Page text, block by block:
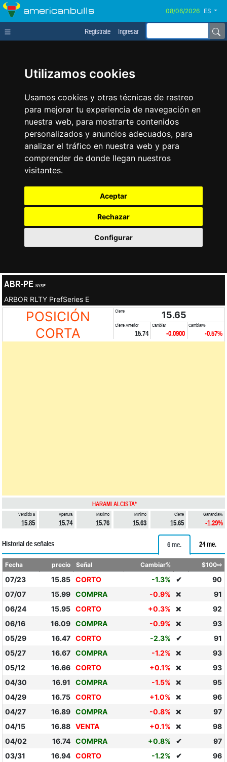
Utilizamos cookies
Usamos cookies y otras técnicas de rastreo
para mejorar tu experiencia de navegación en
nuestra web, para mostrarte contenidos
personalizados y anuncios adecuados, para
analizar el tráfico en nuestra web y para
comprender de donde llegan nuestros
visitantes.
Aceptar
Rechazar
Configurar
americanbulls ES
Regístrate Ingresar
ABR-PE NYSE
ARBOR RLTY PrefSeries E
POSICIÓN
CORTA
Cierre 15.65
Cierre Anterior
15.74
Cambiar
-0.0900
Cambiar%
-0.57%
HARAMI ALCISTA*
Vendido a
15.85
Apertura
15.74
Máximo
15.76
Mínimo
15.63
Cierre
15.65
Ganancia%
-1.29%
Historial de señales 6 me. 24 me.
Fecha precio Señal Cambiar% $100⇨
07/23 15.85 CORTO -1.3% ✔
90
07/07
15.99 COMPRA -0.9% ❌
91
06/24
15.95 CORTO +0.3% ❌
92
06/16
16.09 COMPRA -0.9% ❌
93
05/29
16.47 CORTO -2.3% ✔
91
05/27
16.67 COMPRA -1.2% ❌
93
05/12
16.66 CORTO +0.1% ❌
93
04/30
16.91 COMPRA -1.5% ❌
95
04/29
16.75 CORTO +1.0% ❌
96
04/27
16.89 COMPRA -0.8% ❌
97
04/15
16.88 VENTA +0.1% ❌
98
04/02
16.74 COMPRA +0.8% ✔
97
03/31
16.94 CORTO -1.2% ✔
96